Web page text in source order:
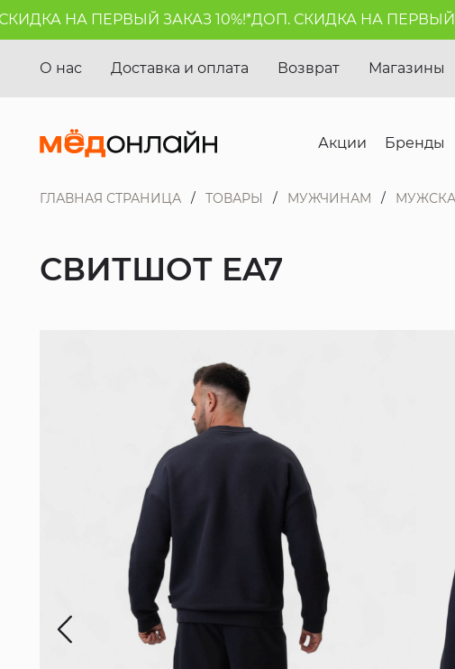
НА ПЕРВЫЙ ЗАКАЗ 10%!*ДОП. СКИДКА НА ПЕРВЫЙ
О нас Доставка и оплата Возврат Магазины
Акции Бренды
ГЛАВНАЯ СТРАНИЦА ТОВАРЫ МУЖЧИНАМ
СВИТШОТ EA7